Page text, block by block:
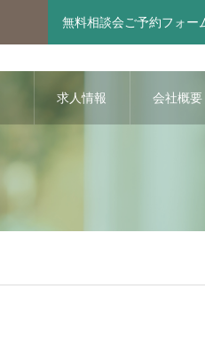
無料相談会ご予約フォー
求人情報 会社概要